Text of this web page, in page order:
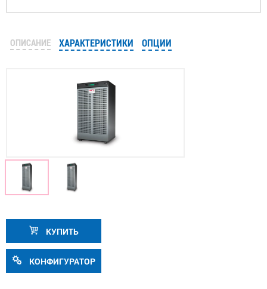
ОПИСАНИЕ ХАРАКТЕРИСТИКИ ОПЦИИ
КУПИТЬ
КОНФИГУРАТОР